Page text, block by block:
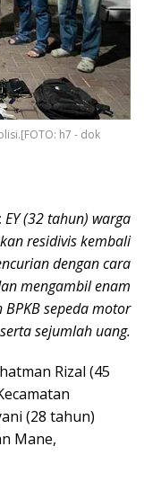
h7 - dok
EY (32 tahun) warga
residivis kembali
dengan cara
mengambil enam
sepeda motor
serta sejumlah uang.
Rizal (45
(28 tahun)
Mane,